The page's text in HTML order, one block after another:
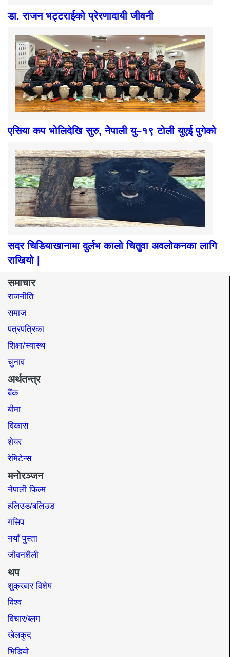
डा. राजन भट्टराईको प्रेरणादायी जीवनी
एसिया कप भोलिदेखि सुरु, नेपाली यु–१९ टोली युएई पुगेको
सदर चिडियाखानामा दुर्लभ कालो चितुवा अवलोकनका लागि
राखियो |
समाचार
राजनीति
समाज​
पत्रपत्रिका
शिक्षा/स्वास्थ
चुनाव
अर्थतन्त्र
बैंक
बीमा
विकास
शेयर
रेमिटेन्स
मनोरञ्जन
नेपाली फिल्म
हलिउड/बलिउड
गसिप
नयाँ पुस्ता
जीवनशैली
थप
शुक्रबार विशेष
विश्व
विचार/ब्लग
खेलकुद
भिडियो